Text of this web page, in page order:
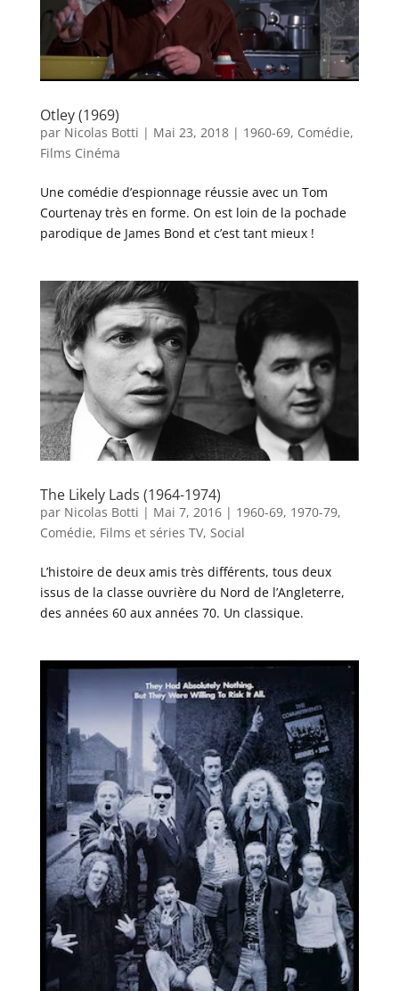
Otley (1969)
par Nicolas Botti | Mai 23, 2018| 1960-69, Comédie,
Films Cinéma
Une comédie d’espionnage réussie avec un Tom
Courtenay très en forme. On est loin de la pochade
parodique de James Bond et c’est tant mieux !
The Likely Lads (1964-1974)
par Nicolas Botti | Mai 7, 2016| 1960-69, 1970-79,
Comédie, Films et séries TV, Social
L’histoire de deux amis très différents, tous deux
issus de la classe ouvrière du Nord de l’Angleterre,
des années 60 aux années 70. Un classique.